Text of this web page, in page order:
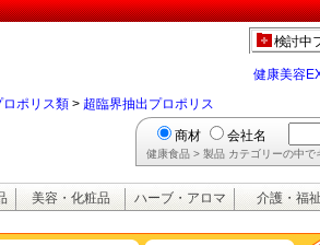
検討中
健康美容
ロポリス類 > 超臨界抽出プロポリス
商材 会社名
健康食品 > 製品 カテゴリーの中で
美容・化粧品 ハーブ・アロマ 介護・福